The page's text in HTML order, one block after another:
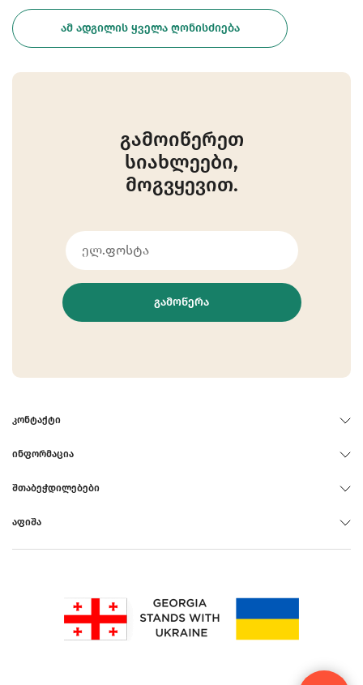
ᲐᲛ ᲐᲓᲒᲘᲚᲘᲡ ᲧᲕᲔᲚᲐ ᲦᲝᲜᲘᲡᲫᲘᲔᲑᲐ
გამოიწერეთ
სიახლეები,
მოგვყევით.
ᲒᲐᲛᲝᲬᲔᲠᲐ
ᲙᲝᲜᲢᲐᲥᲢᲘ
ᲘᲜᲤᲝᲠᲛᲐᲪᲘᲐ
ᲨᲗᲐᲑᲔᲭᲓᲘᲚᲔᲑᲔᲑᲘ
ᲐᲤᲘᲨᲐ